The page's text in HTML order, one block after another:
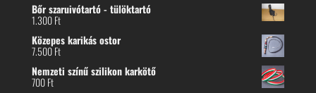
Bőr szaruivótartó - tülöktartó
1.300Ft
Közepes karikás ostor
7.500Ft
Nemzeti színű szilikon karkötő
700Ft